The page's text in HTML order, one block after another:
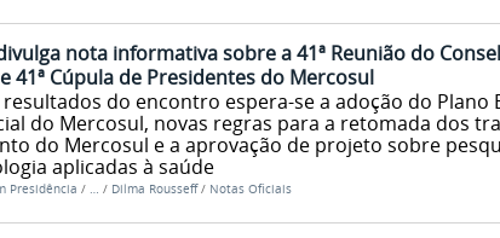
nota informativa sobre a 41ª Reunião do
41ª Cúpula de Presidentes do Mercosul
do encontro espera-se a adoção do Plano
do Mercosul, novas regras para a retomada dos
do Mercosul e a aprovação de projeto sobre
aplicadas à saúde
Presidência / / Dilma Rousseff / Notas Oficiais